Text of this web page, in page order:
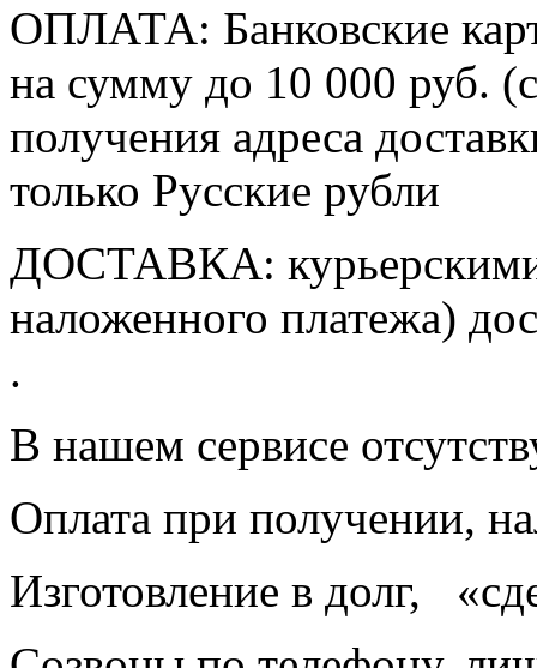
ОПЛАТА: Банковские
на сумму до 10 000 руб.
получения адреса
только Русские рубли
ДОСТАВКА:
наложенного платежа)
.
В нашем сервисе
Оплата при получении,
Изготовление в долг,